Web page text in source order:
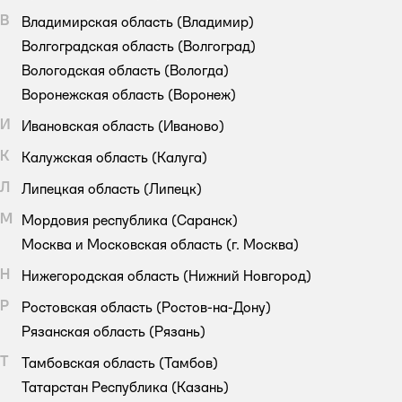
В
Владимирская область (Владимир)
Волгоградская область (Волгоград)
Вологодская область (Вологда)
Воронежская область (Воронеж)
И
Ивановская область (Иваново)
К
Калужская область (Калуга)
Л
Липецкая область (Липецк)
М
Мордовия республика (Саранск)
Москва и Московская область (г. Москва)
Н
Нижегородская область (Нижний Новгород)
Р
Ростовская область (Ростов-на-Дону)
Рязанская область (Рязань)
Т
Тамбовская область (Тамбов)
Татарстан Республика (Казань)